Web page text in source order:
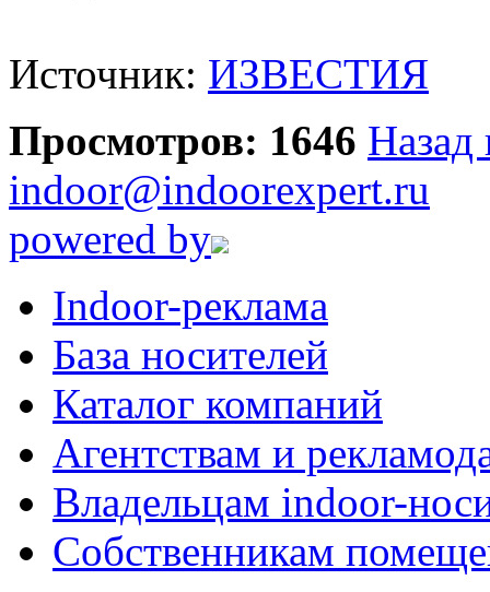
Источник: ИЗВЕСТИЯ
Просмотров: 1646 Назад
indoor@indoorexpert.ru
powered by
Indoor-реклама
База носителей
Каталог компаний
Агентствам и
Владельцам indoor-
Собственникам